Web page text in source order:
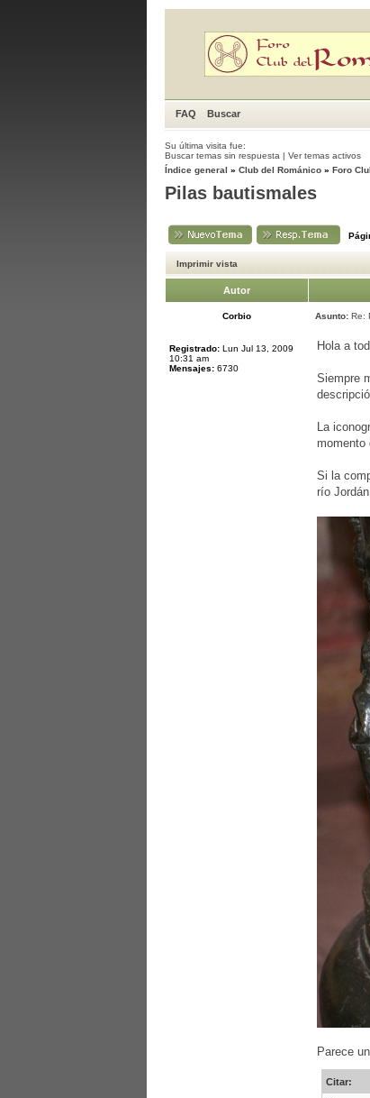
FAQ Buscar
Su última visita fue:
Buscar temas sin respuesta | Ver temas activos
Índice general » Club del Románico » Foro
Pilas bautismales
Imprimir vista
Autor
Corbio Asunto: Re:
Registrado: Lun Jul 13, 2009
10:31 am
Mensajes: 6730
Hola a
Siempre
La
momento
Si la
río
Parece
Citar: